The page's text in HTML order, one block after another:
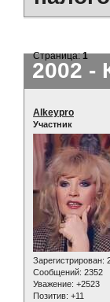
2002 -
Страница:1
Alkeypro
Участник
Зарегистрирован:
Сообщений: 2352
Уважение: +2523
Позитив: +11